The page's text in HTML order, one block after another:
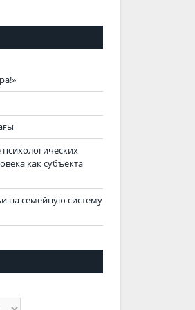
как субъекта
на семейную систему